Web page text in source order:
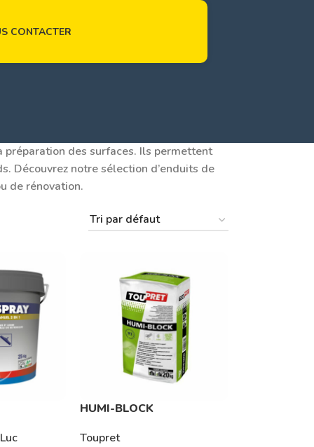
CONTACTER
des surfaces. Ils permettent
Découvrez notre sélection d’enduits de
de rénovation.
HUMI-BLOCK
Toupret